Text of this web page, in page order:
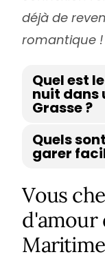
déjà de
romantique !
Quel est
nuit dans
Grasse ?
Quels
garer
Vous
d'amour